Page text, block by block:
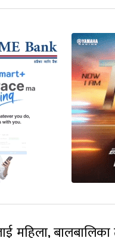
महिला, बालबालिका